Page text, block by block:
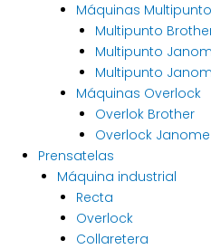
Máquinas Multipunto
Multipunto
Multipunto
Multipunto
Máquinas Overlock
Overlok Brother
Overlock Janome
Prensatelas
Máquina industrial
Recta
Overlock
Collaretera